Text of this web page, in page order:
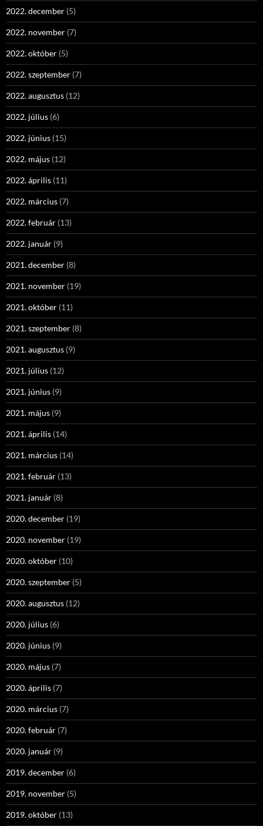
2022. december (5)
2022. november (7)
2022. október (5)
2022. szeptember (7)
2022. augusztus (12)
2022. július (6)
2022. június (15)
2022. május (12)
2022. április (11)
2022. március (7)
2022. február (13)
2022. január (9)
2021. december (8)
2021. november (19)
2021. október (11)
2021. szeptember (8)
2021. augusztus (9)
2021. július (12)
2021. június (9)
2021. május (9)
2021. április (14)
2021. március (14)
2021. február (13)
2021. január (8)
2020. december (19)
2020. november (19)
2020. október (10)
2020. szeptember (5)
2020. augusztus (12)
2020. július (6)
2020. június (9)
2020. május (7)
2020. április (7)
2020. március (7)
2020. február (7)
2020. január (9)
2019. december (6)
2019. november (5)
2019. október (13)